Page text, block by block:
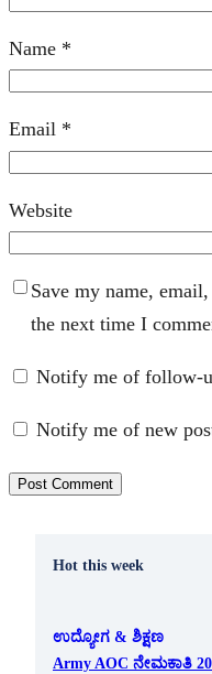
Name *
Email *
Website
Save my name,
the next time I
Notify me of follow-
Notify me of new
Hot this week
ಉದ್ಯೋಗ & ಶಿಕ್ಷಣ
Army AOC ನೇಮಕಾತಿ